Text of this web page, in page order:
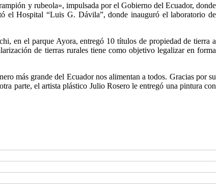
y rubeola», impulsada por el Gobierno del Ecuador, donde
el Hospital “Luis G. Dávila”, donde inauguró el laboratorio de
en el parque Ayora, entregó 10 títulos de propiedad de tierra a
de tierras rurales tiene como objetivo legalizar en forma
más grande del Ecuador nos alimentan a todos. Gracias por su
parte, el artista plástico Julio Rosero le entregó una pintura con